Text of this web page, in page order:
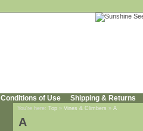
Conditions of Use Shipping & Returns
You're here: Top » Vines & Climbers » A
A